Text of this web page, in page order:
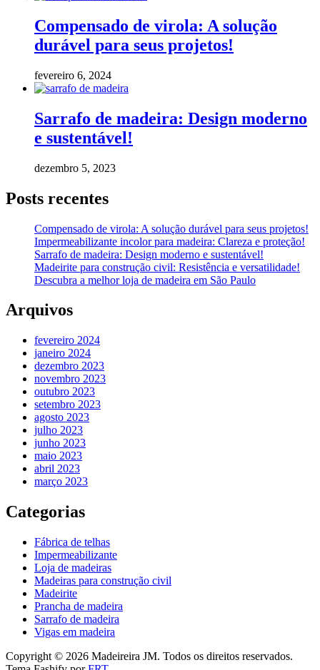
Compensado de virola: A solução
durável para seus projetos!
fevereiro 6, 2024
Sarrafo de madeira: Design moderno
e sustentável!
dezembro 5, 2023
Posts recentes
Compensado de virola: A solução durável para seus projetos!
Impermeabilizante incolor para madeira: Clareza e proteção!
Sarrafo de madeira: Design moderno e sustentável!
Madeirite para construção civil: Resistência e versatilidade!
Descubra a melhor loja de madeira em São Paulo
Arquivos
fevereiro 2024
janeiro 2024
dezembro 2023
novembro 2023
outubro 2023
setembro 2023
agosto 2023
julho 2023
junho 2023
maio 2023
abril 2023
março 2023
Categorias
Fábrica de telhas
Impermeabilizante
Loja de madeiras
Madeiras para construção civil
Madeirite
Prancha de madeira
Sarrafo de madeira
Vigas em madeira
Copyright © 2026 Madeireira JM. Todos os direitos reservados.